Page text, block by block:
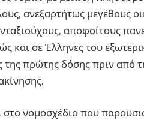
ανεξαρτήτως μεγέθους
αποφοίτους
και σε Έλληνες του
πρώτης δόσης πριν από
νομοσχέδιο που